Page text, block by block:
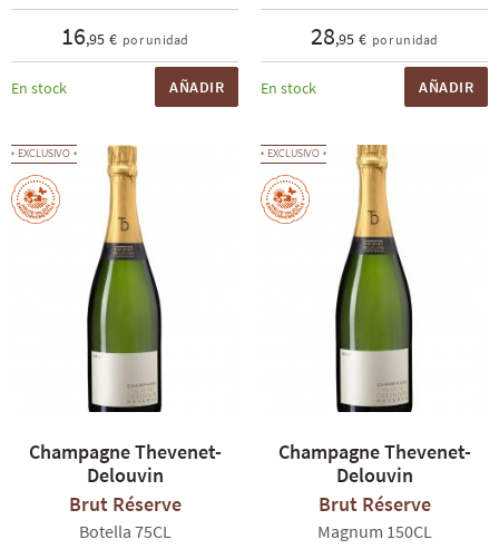
16,95 € por unidad
En stock AÑADIR
28,95 € por unidad
En stock AÑADIR
EXCLUSIVO
Champagne Thevenet-
Delouvin
Brut Réserve
Botella 75CL
EXCLUSIVO
Champagne Thevenet-
Delouvin
Brut Réserve
Magnum 150CL